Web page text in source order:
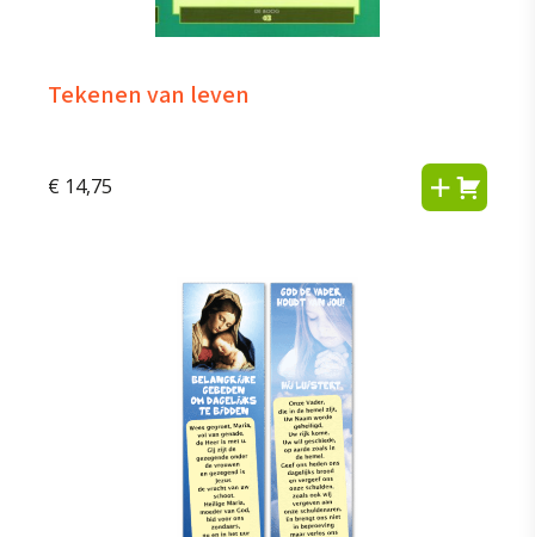
Tekenen van leven
€ 14,75